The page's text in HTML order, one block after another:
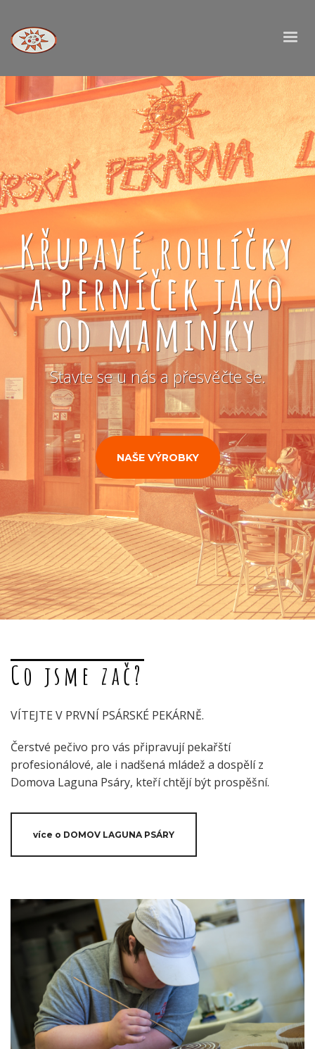
Křupavé rohlíčky
a perníček jako
od maminky
Stavte se u nás a přesvěčte se.
NAŠE VÝROBKY
Co jsme zač?
VÍTEJTE V PRVNÍ PSÁRSKÉ PEKÁRNĚ.
Čerstvé pečivo pro vás připravují pekařští
profesionálové, ale i nadšená mládež a dospělí z
Domova Laguna Psáry, kteří chtějí být prospěšní.
více o DOMOV LAGUNA PSÁRY